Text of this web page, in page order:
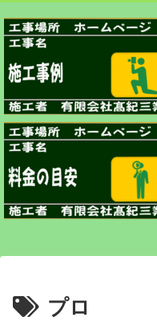
プロ